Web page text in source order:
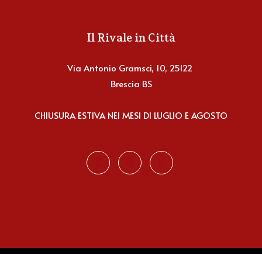
Il Rivale in Città
Via Antonio Gramsci, 10, 25122
Brescia BS
CHIUSURA ESTIVA NEI MESI DI LUGLIO E AGOSTO